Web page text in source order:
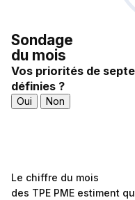
Sondage
du mois
Vos priorités de
définies ?
Oui Non
Le chiffre du mois
des TPE PME estiment